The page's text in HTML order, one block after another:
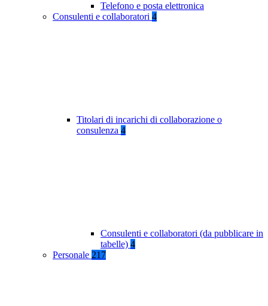
Telefono e posta elettronica
Consulenti e collaboratori 4
Titolari di incarichi di collaborazione o
consulenza 4
Consulenti e collaboratori (da pubblicare in
tabelle) 4
Personale 217